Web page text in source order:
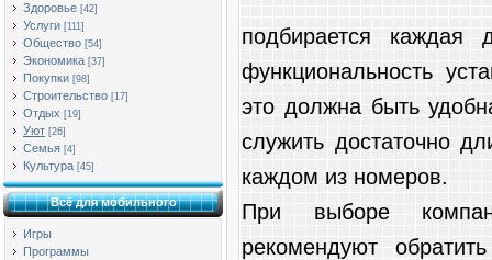
Здоровье [42]
Услуги [111]
Общество [54]
Экономика [37]
Покупки [98]
Строительство [17]
Отдых [19]
Уют [26]
Семья [4]
Культура [45]
Всё для мобильного
Игры
Программы
подбирается каждая
функциональность
это должна быть
служить достаточно
каждом из номеров.
При выборе
рекомендуют